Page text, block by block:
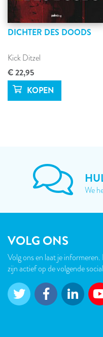
DICHTER DES DOODS
Kick Ditzel
€ 22,95
We
VOLG ONS
Volg ons en laat je
zijn actief op de volgende